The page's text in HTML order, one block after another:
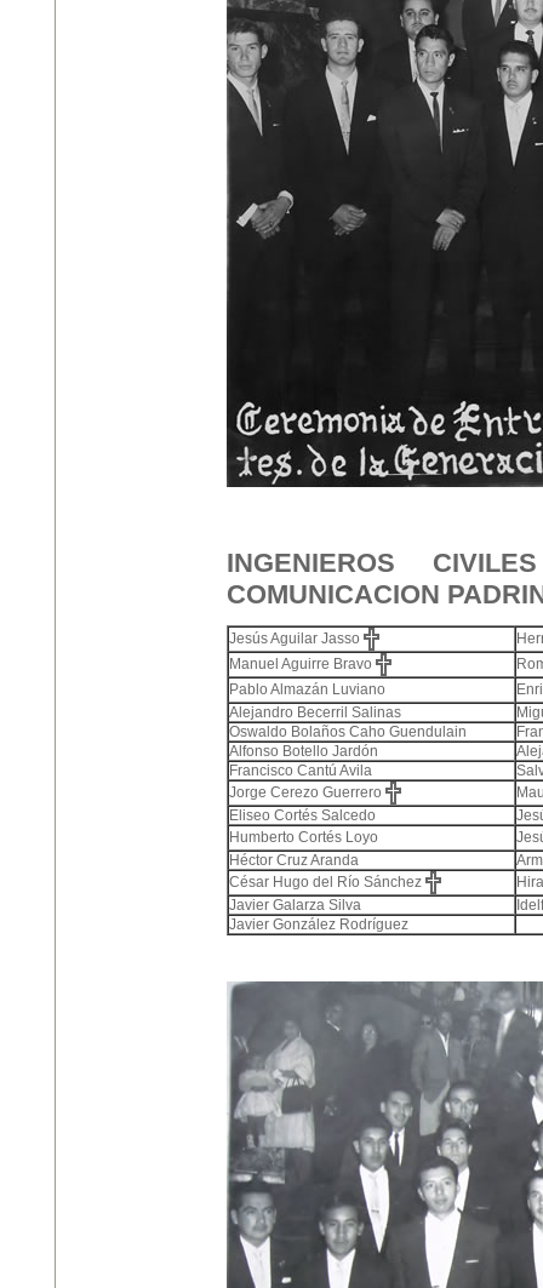
INGENIEROS
COMUNICACION
Jesús Aguilar Jasso
Manuel Aguirre Bravo
Pablo Almazán Luviano
Alejandro Becerril Salinas
Oswaldo Bolaños Caho Guendulain
Alfonso Botello Jardón
Francisco Cantú Avila
Jorge Cerezo Guerrero
Eliseo Cortés Salcedo
Humberto Cortés Loyo
Héctor Cruz Aranda
César Hugo del Río Sánchez
Javier Galarza Silva
Javier González Rodríguez